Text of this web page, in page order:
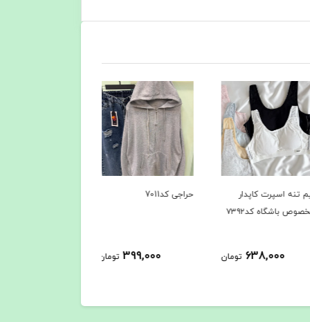
اسپرت کاپدار
باشگاه کد۷۳۹۲
638,000 تومان
حراجی کد7011
399,000 تومان